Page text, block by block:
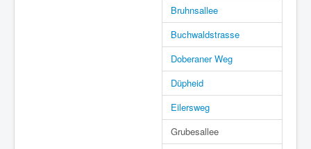
Bruhnsallee
Buchwaldstrasse
Doberaner Weg
Düpheid
Eilersweg
Grubesallee